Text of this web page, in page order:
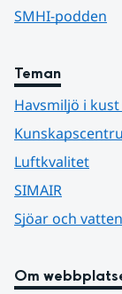
SMHI-podden
Teman
Havsmiljö i
Luftkvalitet
SIMAIR
Sjöar och
Om